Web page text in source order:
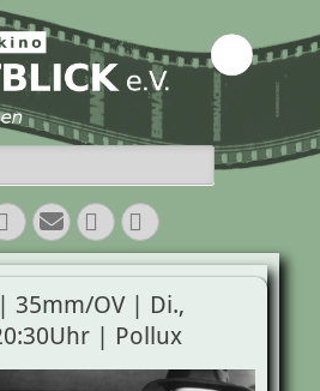
Programmkino
Lichtblick e.V.
E-
Mail
VimeoInstagram
35mm/OV | Di.,
| Pollux